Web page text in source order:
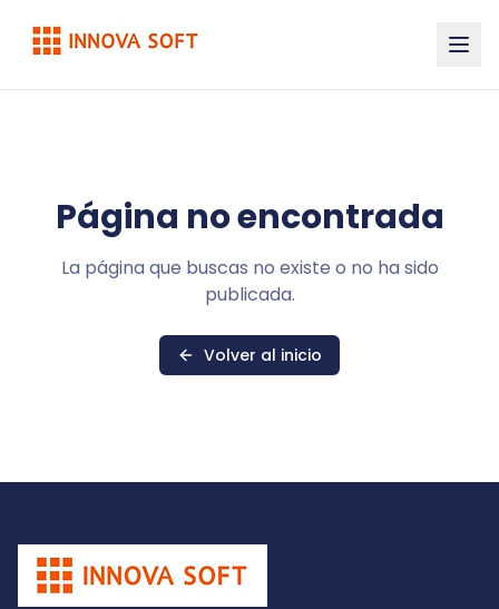
Página no encontrada
La página que buscas no existe o no ha sido
publicada.
Volver al inicio